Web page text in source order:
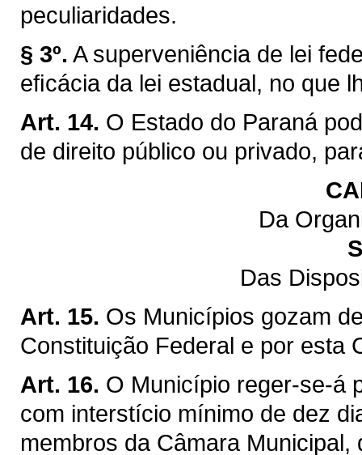
peculiaridades.
§ 3º. A superveniência de lei
eﬁcácia da lei estadual, no que
Art. 14. O Estado do Paraná
de direito público ou privado,
Da
Das
Art. 15. Os Municípios gozam
Constituição Federal e por esta
Art. 16. O Município reger-se-á
com interstício mínimo de dez
membros da Câmara